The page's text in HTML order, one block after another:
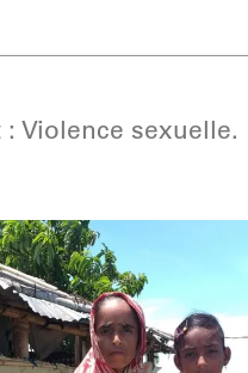
Violence sexuelle.